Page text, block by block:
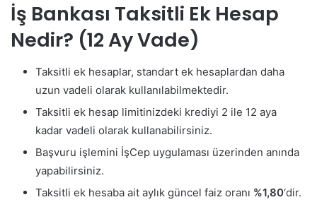
İş Bankası Taksitli Ek Hesap
Nedir? (12 Ay Vade)
Taksitli ek hesaplar, standart ek hesaplardan daha
uzun vadeli olarak kullanılabilmektedir.
Taksitli ek hesap limitinizdeki krediyi 2 ile 12 aya
kadar vadeli olarak kullanabilirsiniz.
Başvuru işlemini İşCep uygulaması üzerinden anında
yapabilirsiniz.
Taksitli ek hesaba ait aylık güncel faiz oranı %1,80‘dir.